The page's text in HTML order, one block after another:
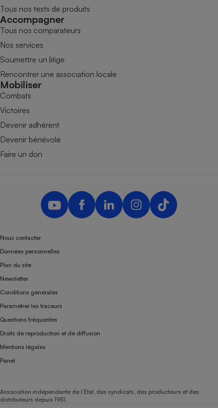
Tous nos tests de produits
Accompagner
Tous nos comparateurs
Nos services
Soumettre un litige
Rencontrer une association locale
Mobiliser
Combats
Victoires
Devenir adhérent
Devenir bénévole
Faire un don
Nous contacter
Données personnelles
Plan du site
Newsletter
Conditions générales
Paramétrer les traceurs
Questions fréquentes
Droits de reproduction et de diffusion
Mentions légales
Panel
Association indépendante de l’État, des syndicats, des producteurs et des
distributeurs depuis 1951.